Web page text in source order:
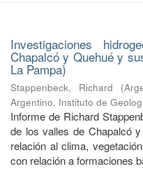
Investigaciones
Chapalcó y Quehué y
La Pampa)
Stappenbeck, Richard (
Argentino. Instituto de
Informe de Richard
de los valles de Chapalcó
relación al clima,
con relación a formaciones